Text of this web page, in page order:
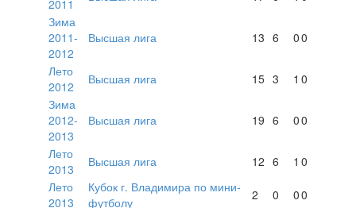
2011
Зима
2011-
2012
Высшая лига 13 6 00
Лето
2012
Высшая лига 15 3 1 0
Зима
2012-
2013
Высшая лига 19 6 00
Лето
2013
Высшая лига 12 6 1 0
Лето
2013
Кубок г. Владимира по мини-
футболу
2 0 00